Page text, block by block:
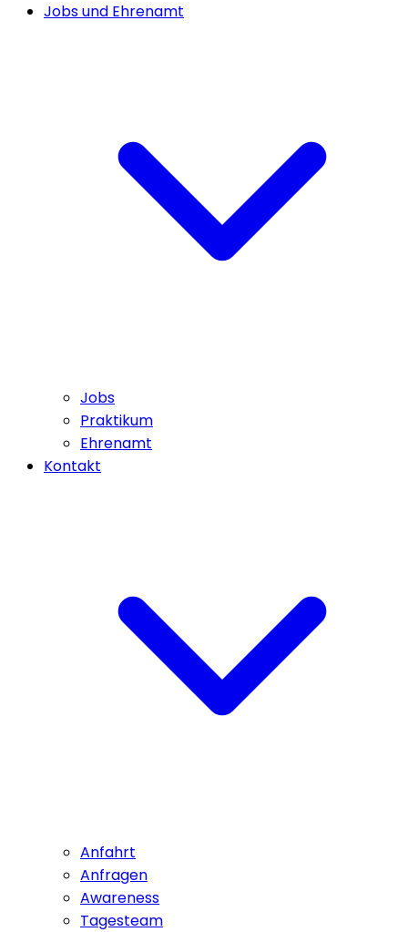
Jobs und Ehrenamt
Jobs
Praktikum
Ehrenamt
Kontakt
Anfahrt
Anfragen
Awareness
Tagesteam